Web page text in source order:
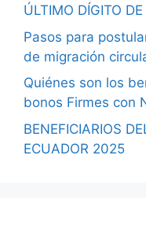
ÚLTIMO DÍGITO
Pasos para
de migración
Quiénes son los
bonos Firmes con
BENEFICIARIOS
ECUADOR 2025